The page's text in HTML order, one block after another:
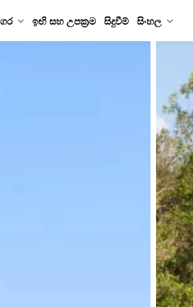
ඉඟි සහ උපක්‍රම සිදුවීම් සිංහල